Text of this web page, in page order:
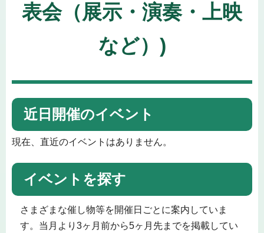
表会（展示・演奏・上映
など）)
近日開催のイベント
現在、直近のイベントはありません。
イベントを探す
さまざまな催し物等を開催日ごとに案内していま
す。当月より3ヶ月前から5ヶ月先までを掲載してい